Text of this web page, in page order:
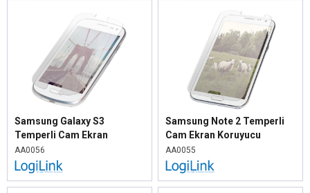
Samsung Galaxy S3
Temperli Cam Ekran
Koruyucu
AA0056
Samsung Note 2 Temperli
Cam Ekran Koruyucu
AA0055